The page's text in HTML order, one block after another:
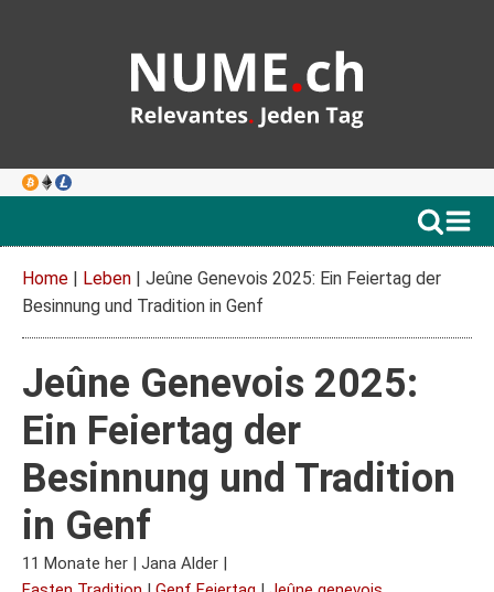
Home | Leben | Jeûne Genevois 2025: Ein Feiertag der
Besinnung und Tradition in Genf
Jeûne Genevois 2025:
Ein Feiertag der
Besinnung und Tradition
in Genf
11 Monate her | Jana Alder |